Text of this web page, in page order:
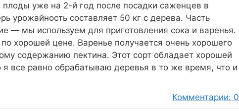
плоды уже на 2-й год после посадки саженцев в
урожайность составляет 50 кг с дерева. Часть
— мы используем для приготовления сока и варенья.
хорошей цене. Варенье получается очень хорошего
содержанию пектина. Этот сорт обладает хорошей
все равно обрабатываю деревья в то же время, что и
Комментарии: 0